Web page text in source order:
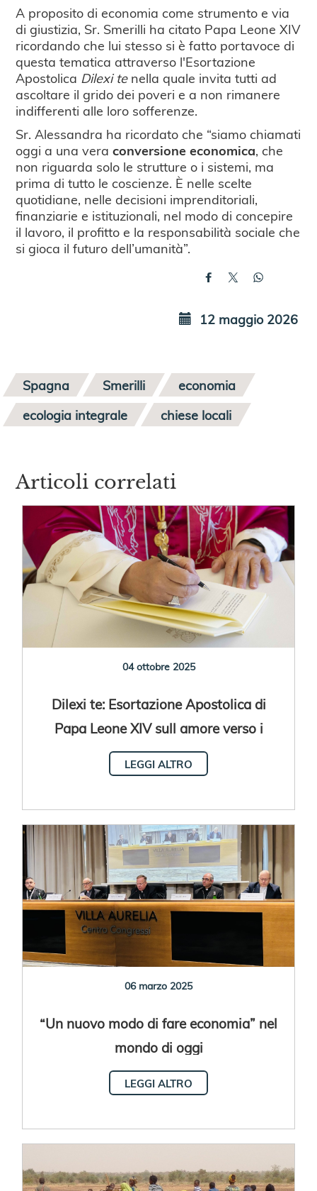
A proposito di economia come strumento e via
di giustizia, Sr. Smerilli ha citato Papa Leone XIV
ricordando che lui stesso si è fatto portavoce di
questa tematica attraverso l'Esortazione
Apostolica Dilexi te nella quale invita tutti ad
ascoltare il grido dei poveri e a non rimanere
indifferenti alle loro sofferenze.
Sr. Alessandra ha ricordato che “siamo chiamati
oggi a una veraconversione economica, che
non riguarda solo le strutture o i sistemi, ma
prima di tutto le coscienze. È nelle scelte
quotidiane, nelle decisioni imprenditoriali,
finanziarie e istituzionali, nel modo di concepire
il lavoro, il profitto e la responsabilità sociale che
si gioca il futuro dell’umanità”.
12 maggio 2026
Spagna Smerilli
economia
ecologia integrale
chiese locali
Articoli correlati
04 ottobre 2025
Dilexi te: Esortazione Apostolica di
Papa Leone XIV sull amore verso i
poveri
LEGGI ALTRO
06 marzo 2025
“Un nuovo modo di fare economia” nel
mondo di oggi
LEGGI ALTRO